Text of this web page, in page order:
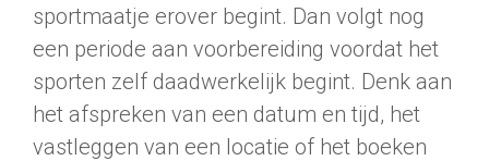
sportmaatje erover begint. Dan volgt nog
een periode aan voorbereiding voordat het
sporten zelf daadwerkelijk begint. Denk aan
het afspreken van een datum en tijd, het
vastleggen van een locatie of het boeken